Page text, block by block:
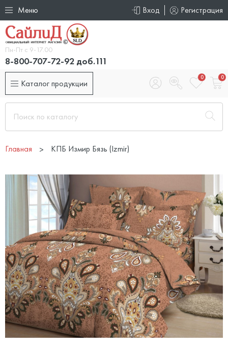
Меню Вход Регистрация
Пн-Пт с 9-17.00
8-800-707-72-92 доб.111
Каталог продукции
0 0
Главная КПБ Измир Бязь (Izmir)